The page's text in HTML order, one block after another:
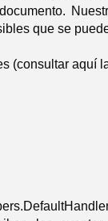
que se
(consultar aquí